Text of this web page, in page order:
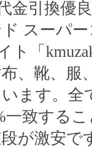
金引換優
スーパ
ト「
、靴、服
ます。全
一致する
が激安で